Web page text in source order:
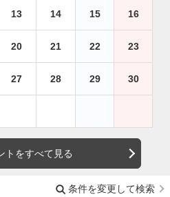
13 14 15 16
20 21 22 23
27 28 29 30
トをすべて見る
条件を変更して検索